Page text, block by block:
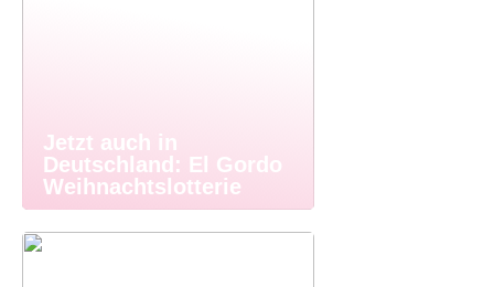
Jetzt auch in
Deutschland: El Gordo
Weihnachtslotterie